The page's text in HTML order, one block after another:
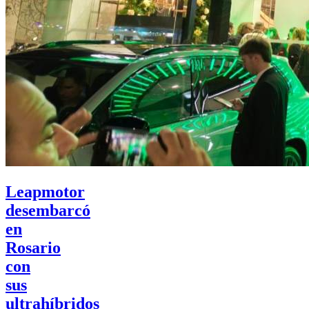
Leapmotor
desembarcó
en
Rosario
con
sus
ultrahíbridos